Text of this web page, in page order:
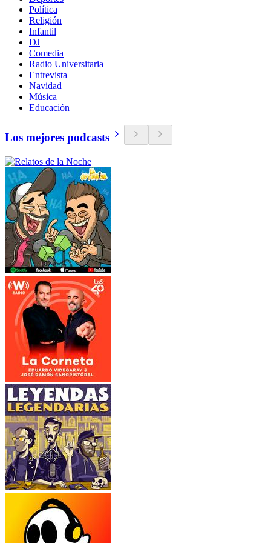
Política
Religión
Infantil
DJ
Comedia
Radio Universitaria
Entrevista
Navidad
Música
Educación
Los mejores podcasts